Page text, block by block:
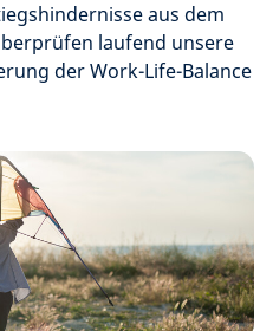
aus dem
laufend unsere
der Work-Life-Balance